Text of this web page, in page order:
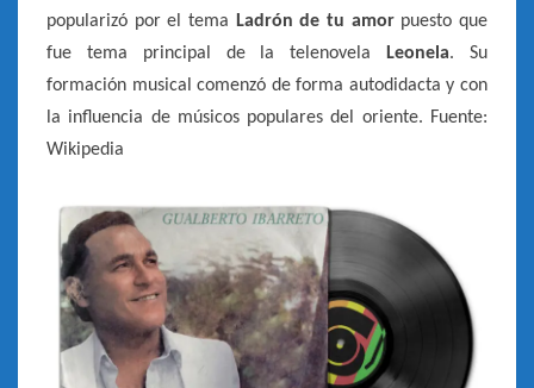
popularizó por el tema
Ladrón de tu amorpuesto que
fue tema principal de la telenovela
Leonela. Su
formación musical comenzó de forma autodidacta y con
la influencia de músicos populares del oriente. Fuente:
Wikipedia